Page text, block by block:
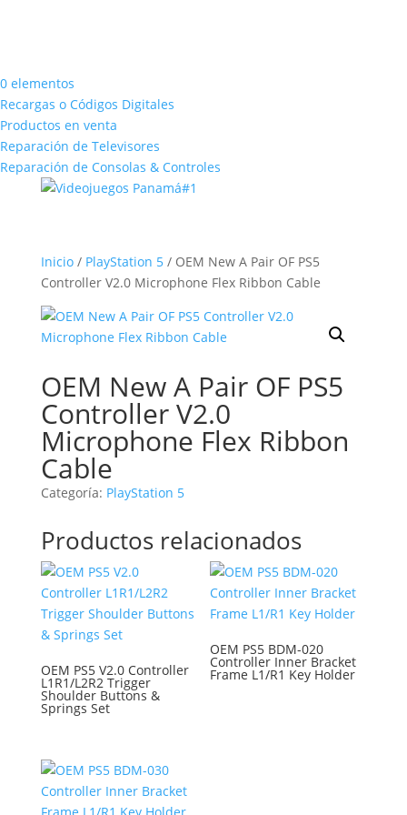
0 elementos
Recargas o Códigos Digitales
Productos en venta
Reparación de Televisores
Reparación de Consolas & Controles
Inicio/ PlayStation 5/ OEM New A Pair OF PS5
Controller V2.0 Microphone Flex Ribbon Cable
OEM New A Pair OF PS5
Controller V2.0
Microphone Flex Ribbon
Cable
Categoría: PlayStation 5
Productos relacionados
OEM PS5 V2.0 Controller
L1R1/L2R2 Trigger
Shoulder Buttons &
Springs Set
OEM PS5 BDM-020
Controller Inner Bracket
Frame L1/R1 Key Holder